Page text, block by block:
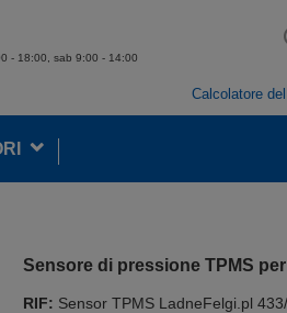
- 18:00, sab 9:00 - 14:00
Calcolatore
Sensore di pressione TPMS
RIF: Sensor TPMS LadneFelgi.pl